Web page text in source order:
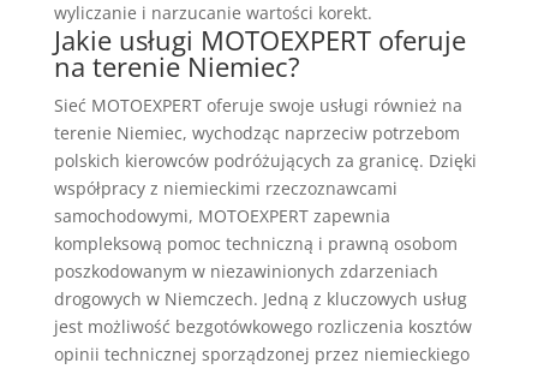
wyliczanie i narzucanie wartości korekt.
Jakie usługi MOTOEXPERT oferuje
na terenie Niemiec?
Sieć MOTOEXPERT oferuje swoje usługi również na
terenie Niemiec, wychodząc naprzeciw potrzebom
polskich kierowców podróżujących za granicę. Dzięki
współpracy z niemieckimi rzeczoznawcami
samochodowymi, MOTOEXPERT zapewnia
kompleksową pomoc techniczną i prawną osobom
poszkodowanym w niezawinionych zdarzeniach
drogowych w Niemczech. Jedną z kluczowych usług
jest możliwość bezgotówkowego rozliczenia kosztów
opinii technicznej sporządzonej przez niemieckiego